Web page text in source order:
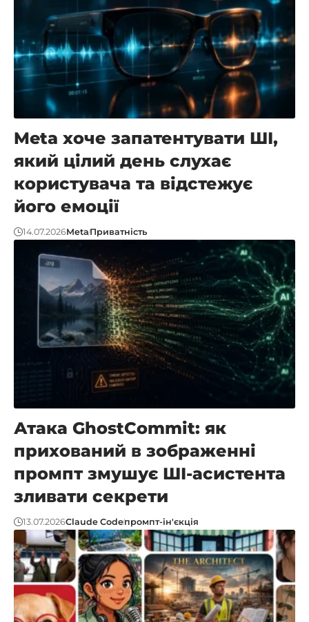
Meta хоче запатентувати ШІ,
який цілий день слухає
користувача та відстежує
його емоції
14.07.2026MetaПриватність
Атака GhostCommit: як
прихований в зображенні
промпт змушує ШІ-асистента
зливати секрети
13.07.2026Claude Codeпромпт-ін'єкція